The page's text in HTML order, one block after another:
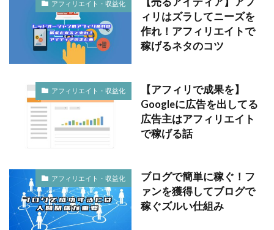
アフィリエイト・収益化
ィリはズラしてニーズを
作れ！アフィリエイトで
稼げるネタのコツ
アフィリエイト・収益化
【アフィリで成果を】
Googleに広告を出してる
広告主はアフィリエイト
で稼げる話
アフィリエイト・収益化
ブログで簡単に稼ぐ！フ
ァンを獲得してブログで
稼ぐズルい仕組み